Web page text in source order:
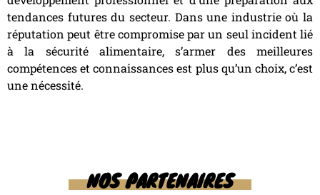
tendances futures du secteur. Dans une industrie où la
réputation peut être compromise par un seul incident lié
à la sécurité alimentaire, s’armer des meilleures
compétences et connaissances est plus qu’un choix, c’est
une nécessité.
NOS PARTENAIRES